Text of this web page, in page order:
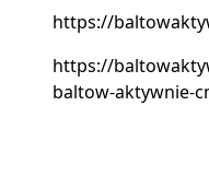
https://
https://
baltow-aktywnie-